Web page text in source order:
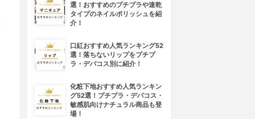
選！おすすめのプチプラや速乾
タイプのネイルポリッシュを紹
介！
口紅おすすめ人気ランキング52
選！落ちないリップをプチプ
ラ・デパコス別に紹介！
化粧下地おすすめ人気ランキン
グ52選！プチプラ・デパコス・
敏感肌向けナチュラル商品も登
場！